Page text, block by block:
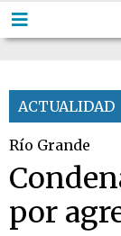
ACTUALIDAD
Río Grande
por